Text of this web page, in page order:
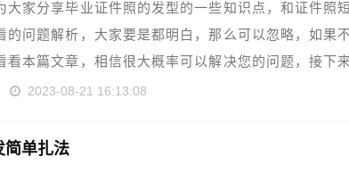
大家分享毕业证件照的发型的一些知识点，和证件照
的问题解析，大家要是都明白，那么可以忽略，如果不
看本篇文章，相信很大概率可以解决您的问题，接下来
2023-08-21 16:13:08
简单扎法